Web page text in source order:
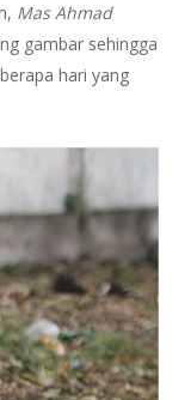
Mas Ahmad
gambar sehingga
hari yang